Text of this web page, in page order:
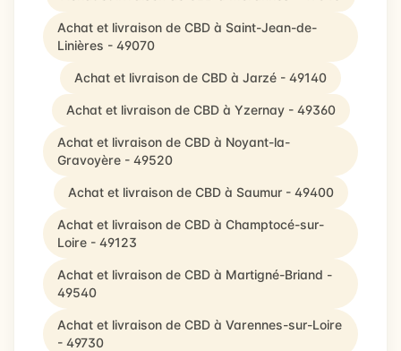
Achat et livraison de CBD à Saint-Jean-de-
Linières - 49070
Achat et livraison de CBD à Jarzé - 49140
Achat et livraison de CBD à Yzernay - 49360
Achat et livraison de CBD à Noyant-la-
Gravoyère - 49520
Achat et livraison de CBD à Saumur - 49400
Achat et livraison de CBD à Champtocé-sur-
Loire - 49123
Achat et livraison de CBD à Martigné-Briand -
49540
Achat et livraison de CBD à Varennes-sur-Loire
- 49730